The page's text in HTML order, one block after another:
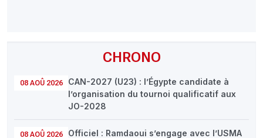
CHRONO
08 AOÛ 2026
CAN-2027 (U23) : l’Égypte candidate à
l’organisation du tournoi qualificatif aux
JO-2028
08 AOÛ 2026 Officiel : Ramdaoui s’engage avec l’USMA